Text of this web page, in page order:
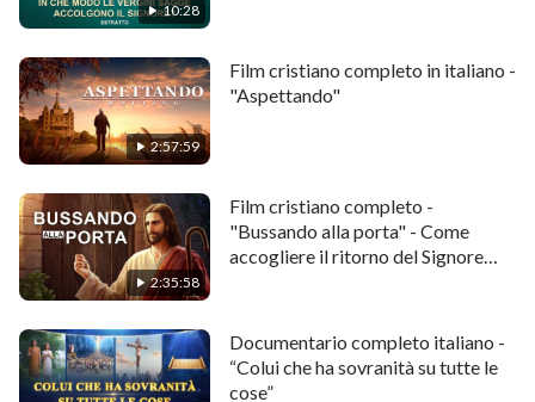
10:28
2:57:59
Film cristiano completo in italiano -
"Aspettando"
2:35:58
Film cristiano completo -
"Bussando alla porta" - Come
accogliere il ritorno del Signore
Documentario completo italiano -
“Colui che ha sovranità su tutte le
cose”